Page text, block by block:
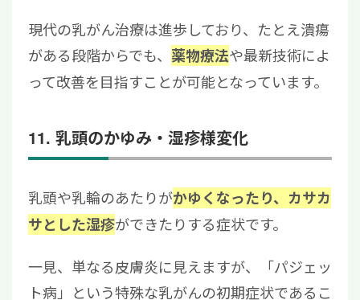
現代の乳がん治療は進歩しており、たとえ潰瘍
がある段階からでも、 薬物療法や最新技術によ
って改善を目指すことが可能となっています。
11. 乳頭のかゆみ・湿疹様変化
乳頭や乳輪のあたりがかゆくなったり、カサカ
サとした湿疹ができたりする症状です。
一見、単なる皮膚炎に見えますが、「パジェッ
ト病」という特殊な乳がんの初期症状であるこ